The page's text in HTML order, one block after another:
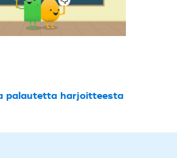
palautetta harjoitteesta